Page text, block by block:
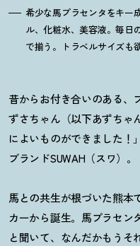
希少な馬プラセンタをキー
ル、化粧水、美容液。毎日
で揃う。トラベルサイズも
昔からお付き合いのある、
ずさちゃん（以下あずちゃ
によいものができました ！
ブランドSUWAH（スワ）。
馬との共生が根づいた熊本
カーから誕生。馬プラセン
と聞いて、なんだかもう